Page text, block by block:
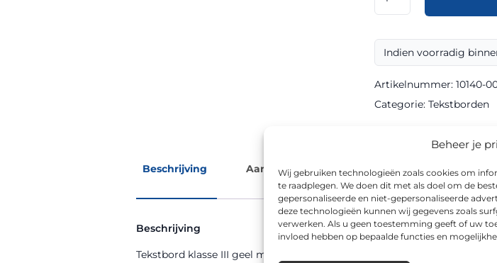
Beheer je
Wij gebruiken technologieën zoals cookies om
te raadplegen. We doen dit met als doel om de
gepersonaliseerde en niet-gepersonaliseerde
deze technologieën kunnen wij gegevens zoals
verwerken. Als u geen toestemming geeft of uw
invloed hebben op bepaalde functies en
klasse
geel
Bio
Sign
aantal
Indien voorradig
Artikelnummer: 10140-
Categorie: Tekstborden
Beschrijving Aanvullende informatie
Beschrijving
Tekstbord klasse III geel maakt deel uit van de tekstborden van Via van